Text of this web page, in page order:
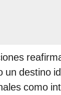
un destino
como